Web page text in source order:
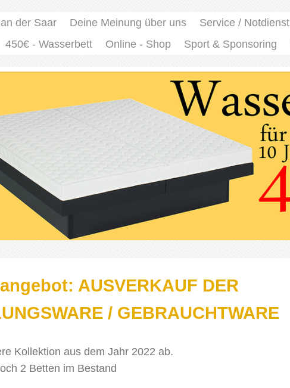
der Saar Deine Meinung über uns Service / Notdienst
450€ - Wasserbett Online - Shop Sport & Sponsoring
AUSVERKAUF DER
/ GEBRAUCHTWARE
Kollektion aus dem Jahr 2022 ab.
2 Betten im Bestand